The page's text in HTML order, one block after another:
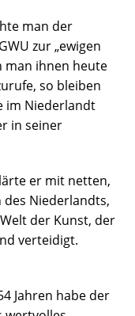
man der
zur „ewigen
man ihnen heute
so bleiben
im Niederlandt
in seiner
er mit netten,
Niederlandts,
der Kunst, der
verteidigt.
Jahren habe der